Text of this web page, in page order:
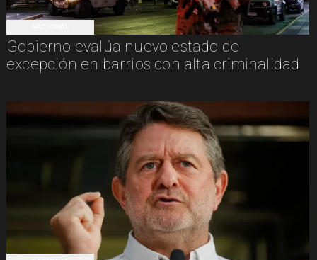
Gobierno evalúa nuevo estado de
excepción en barrios con alta criminalidad